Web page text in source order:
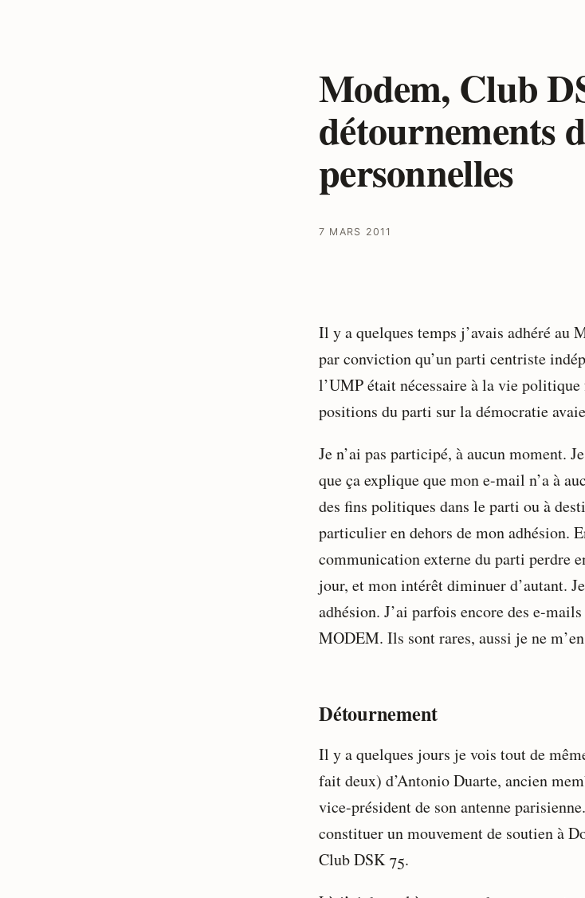
Modem, Club
détournements
personnelles
7 MARS 2011
Il y a quelques temps j’avais adhéré au
par conviction qu’un parti centriste
l’UMP était nécessaire à la vie politique
positions du parti sur la démocratie
Je n’ai pas participé, à aucun moment.
que ça explique que mon e-mail n’a à
des fins politiques dans le parti ou à
particulier en dehors de mon adhésion.
communication externe du parti perdre
jour, et mon intérêt diminuer d’autant.
adhésion. J’ai parfois encore des e-
MODEM. Ils sont rares, aussi je ne
Détournement
Il y a quelques jours je vois tout de
fait deux) d’Antonio Duarte, ancien
vice-président de son antenne
constituer un mouvement de soutien à
Club DSK 75.